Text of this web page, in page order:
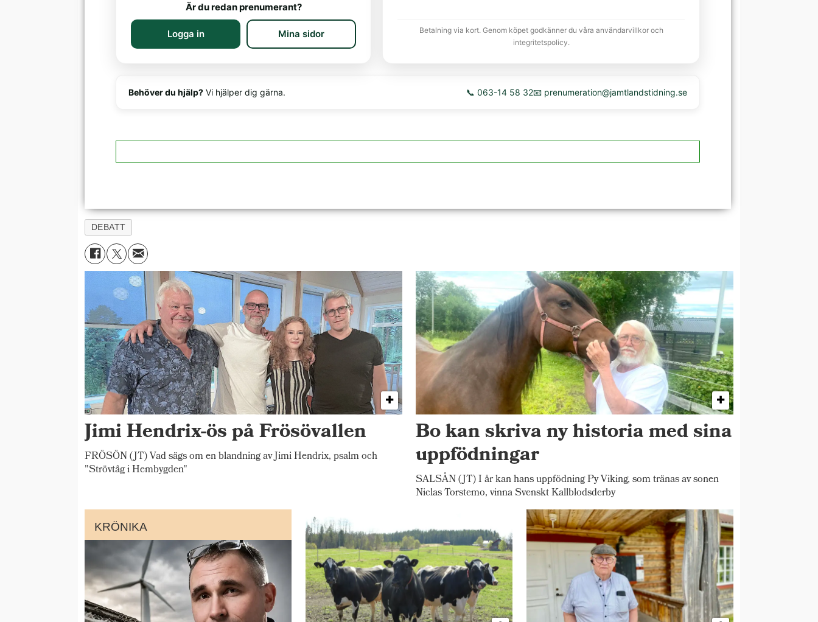
Är du redan prenumerant?
Logga in Mina sidor
Betalning via kort. Genom köpet godkänner du våra användarvillkor och
integritetspolicy.
Behöver du hjälp? Vi hjälper dig gärna. 📞 063-14 58 32📧 prenumeration@jamtlandstidning.se
DEBATT
Jimi Hendrix-ös på Frösövallen
FRÖSÖN (JT) Vad sägs om en blandning av Jimi Hendrix, psalm och
"Strövtåg i Hembygden"
Bo kan skriva ny historia med sina
uppfödningar
SALSÅN (JT) I år kan hans uppfödning Py Viking, som tränas av sonen
Niclas Torstemo, vinna Svenskt Kallblodsderby
KRÖNIKA